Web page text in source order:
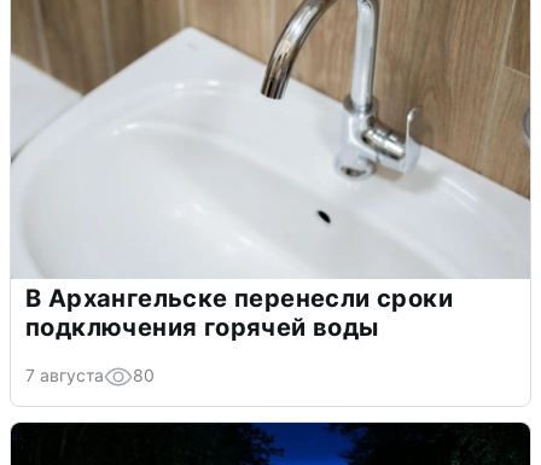
В Архангельске перенесли сроки
подключения горячей воды
7 августа 80